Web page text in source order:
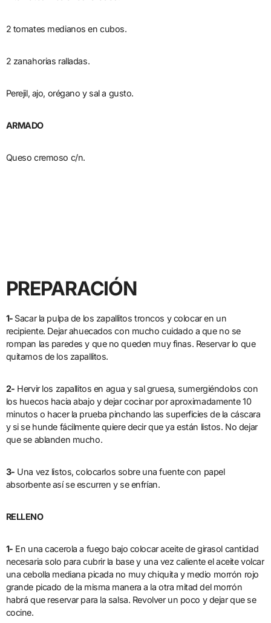
2 tomates medianos en cubos.
2 zanahorias ralladas.
Perejil, ajo, orégano y sal a gusto.
ARMADO
Queso cremoso c/n.
PREPARACIÓN
1- Sacar la pulpa de los zapallitos troncos y colocar en un
recipiente. Dejar ahuecados con mucho cuidado a que no se
rompan las paredes y que no queden muy finas. Reservar lo que
quitamos de los zapallitos.
2- Hervir los zapallitos en agua y sal gruesa, sumergiéndolos con
los huecos hacia abajo y dejar cocinar por aproximadamente 10
minutos o hacer la prueba pinchando las superficies de la cáscara
y si se hunde fácilmente quiere decir que ya están listos. No dejar
que se ablanden mucho.
3- Una vez listos, colocarlos sobre una fuente con papel
absorbente así se escurren y se enfrían.
RELLENO
1- En una cacerola a fuego bajo colocar aceite de girasol cantidad
necesaria solo para cubrir la base y una vez caliente el aceite volcar
una cebolla mediana picada no muy chiquita y medio morrón rojo
grande picado de la misma manera a la otra mitad del morrón
habrá que reservar para la salsa. Revolver un poco y dejar que se
cocine.